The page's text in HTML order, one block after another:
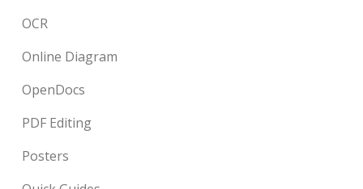
OCR
Online Diagram
OpenDocs
PDF Editing
Posters